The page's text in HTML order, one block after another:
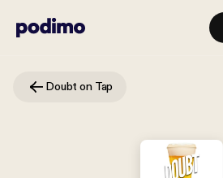
Doubt on Tap